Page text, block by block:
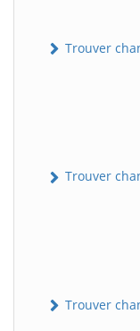
Trouver
Trouver
Trouver